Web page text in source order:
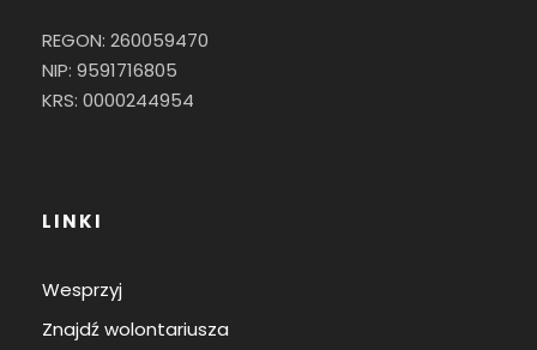
REGON: 260059470
NIP: 9591716805
KRS: 0000244954
LINKI
Wesprzyj
Znajdź wolontariusza